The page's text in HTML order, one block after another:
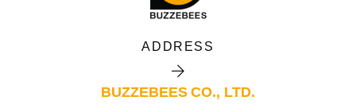
ADDRESS
BUZZEBEES CO., LTD.